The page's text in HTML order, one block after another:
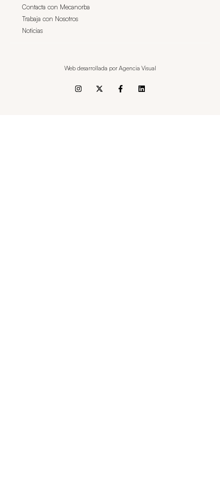
Contacta con Mecanorba
Trabaja con Nosotros
Noticias
Web desarrollada por Agencia Visual